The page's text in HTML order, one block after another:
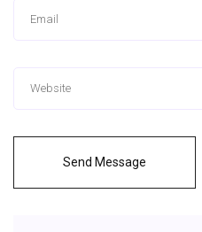
Send Message